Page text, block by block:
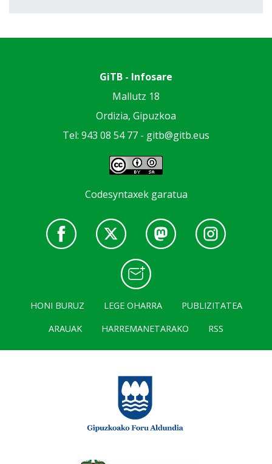
GiTB - Infosare
Mallutz 18
Ordizia, Gipuzkoa
Tel: 943 08 54 77 - gitb@gitb.eus
Codesyntaxek garatua
HONI BURUZ LEGE OHARRA
PUBLIZITATEA
ARAUAK
HARREMANETARAKO RSS